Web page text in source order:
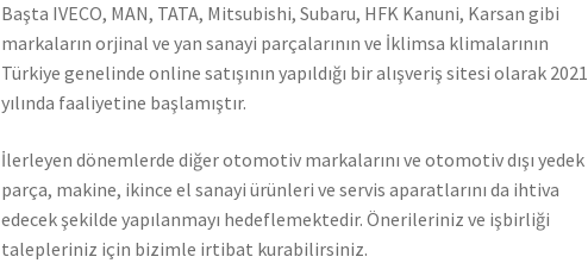
Başta IVECO, MAN, TATA, Mitsubishi, Subaru, HFK Kanuni, Karsan gibi
markaların orjinal ve yan sanayi parçalarının ve İklimsa klimalarının
Türkiye genelinde online satışının yapıldığı bir alışveriş sitesi olarak 2021
yılında faaliyetine başlamıştır.
İlerleyen dönemlerde diğer otomotiv markalarını ve otomotiv dışı yedek
parça, makine, ikince el sanayi ürünleri ve servis aparatlarını da ihtiva
edecek şekilde yapılanmayı hedeflemektedir. Önerileriniz ve işbirliği
talepleriniz için bizimle irtibat kurabilirsiniz.